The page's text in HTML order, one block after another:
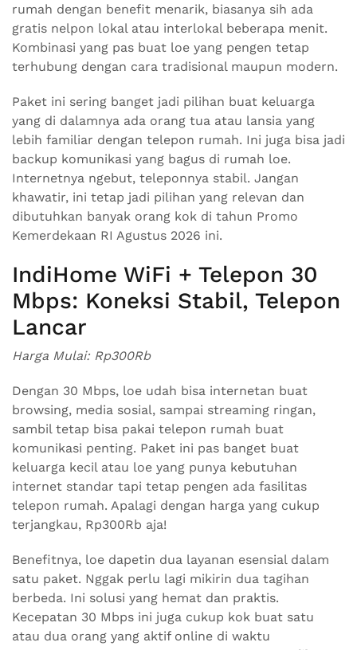
rumah dengan benefit menarik, biasanya sih ada
gratis nelpon lokal atau interlokal beberapa menit.
Kombinasi yang pas buat loe yang pengen tetap
terhubung dengan cara tradisional maupun modern.
Paket ini sering banget jadi pilihan buat keluarga
yang di dalamnya ada orang tua atau lansia yang
lebih familiar dengan telepon rumah. Ini juga bisa jadi
backup komunikasi yang bagus di rumah loe.
Internetnya ngebut, teleponnya stabil. Jangan
khawatir, ini tetap jadi pilihan yang relevan dan
dibutuhkan banyak orang kok di tahun Promo
Kemerdekaan RI Agustus 2026 ini.
IndiHome WiFi + Telepon 30
Mbps: Koneksi Stabil, Telepon
Lancar
Harga Mulai: Rp300Rb
Dengan 30 Mbps, loe udah bisa internetan buat
browsing, media sosial, sampai streaming ringan,
sambil tetap bisa pakai telepon rumah buat
komunikasi penting. Paket ini pas banget buat
keluarga kecil atau loe yang punya kebutuhan
internet standar tapi tetap pengen ada fasilitas
telepon rumah. Apalagi dengan harga yang cukup
terjangkau, Rp300Rb aja!
Benefitnya, loe dapetin dua layanan esensial dalam
satu paket. Nggak perlu lagi mikirin dua tagihan
berbeda. Ini solusi yang hemat dan praktis.
Kecepatan 30 Mbps ini juga cukup kok buat satu
atau dua orang yang aktif online di waktu